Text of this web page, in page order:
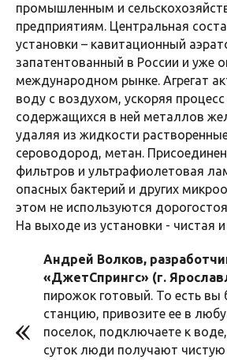
промышленным и
предприятиям. Центральная
установки – кавитационный
запатентованный в России и уже
международном рынке. Агрегат
воду с воздухом, ускоряя
содержащихся в ней металлов
удаляя из жидкости
сероводород, метан.
фильтров и ультрафиолетовая
опасных бактерий и других
этом не используются
На выходе из установки - чистая
Андрей Волков,
«ДжетСпрингс» (г.
пирожок готовый. То есть вы
станцию, привозите ее в
поселок, подключаете к
суток люди получают